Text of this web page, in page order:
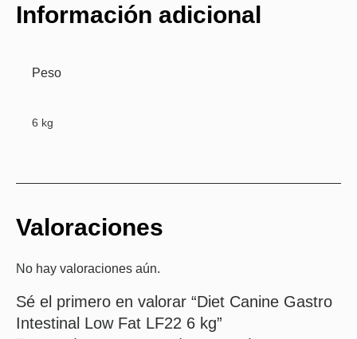
Información adicional
Peso
6 kg
Valoraciones
No hay valoraciones aún.
Sé el primero en valorar “Diet Canine Gastro
Intestinal Low Fat LF22 6 kg”